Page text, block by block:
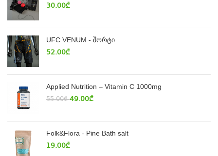
30.00₾
UFC VENUM - შორტი
52.00₾
Applied Nutrition – Vitamin C 1000mg
55.00₾ 49.00₾
Folk&Flora - Pine Bath salt
19.00₾